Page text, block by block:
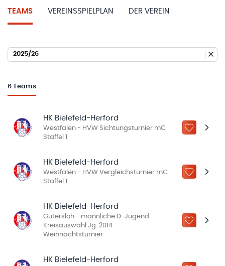
TEAMS VEREINSSPIELPLAN DER VEREIN
2025/26
6 Teams
HK Bielefeld-Herford
Westfalen - HVW Sichtungsturnier mC
Staffel 1
ZU „MEINE
HK Bielefeld-Herford
Westfalen - HVW Vergleichsturnier mC
Staffel 1
ZU „MEINE
HK Bielefeld-Herford
Gütersloh - männliche D-Jugend
Kreisauswahl Jg. 2014
Weihnachtsturnier
ZU „MEINE
HK Bielefeld-Herford